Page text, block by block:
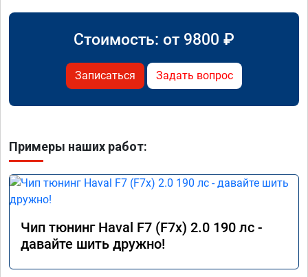
Стоимость: от 9800 ₽
Записаться Задать вопрос
Примеры наших работ:
Чип тюнинг Haval F7 (F7x) 2.0 190 лс -
давайте шить дружно!